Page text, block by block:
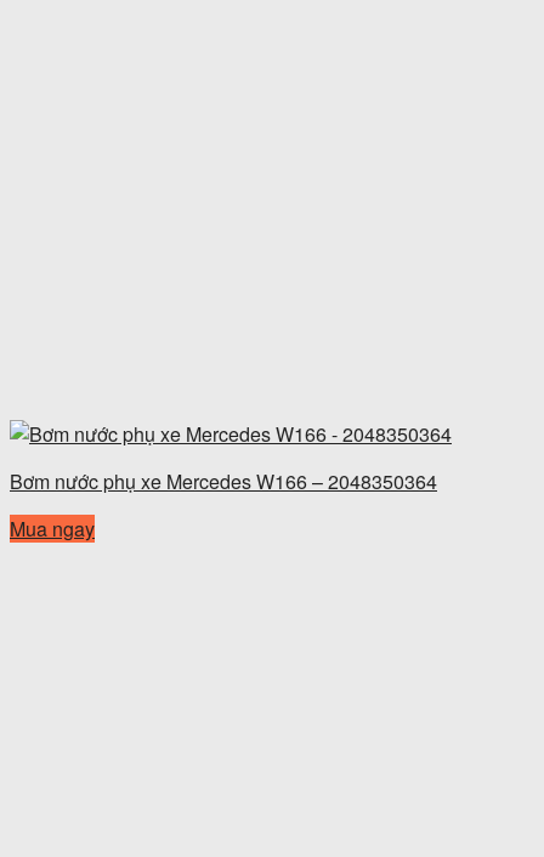
Bơm nước phụ xe Mercedes W166 – 2048350364
Mua ngay